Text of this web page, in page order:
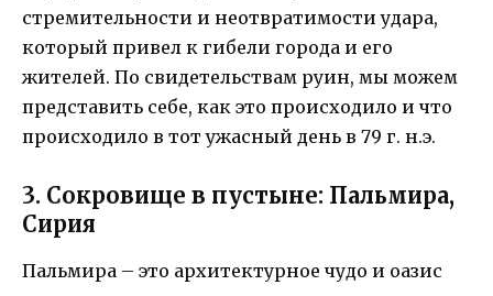
стремительности и неотвратимости удара,
который привел к гибели города и его
жителей. По свидетельствам руин, мы можем
представить себе, как это происходило и что
происходило в тот ужасный день в 79 г. н.э.
3. Сокровище в пустыне: Пальмира,
Сирия
Пальмира – это архитектурное чудо и оазис